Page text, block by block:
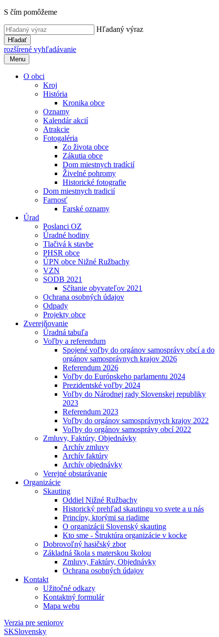
S čím pomôžeme
Hľadaný výraz
Hľadať
rozšírené vyhľadávanie
Menu
O obci
Kroj
História
Kronika obce
Oznamy
Kalendár akcií
Atrakcie
Fotogaléria
Zo života obce
Zákutia obce
Dom miestnych tradícií
Živelné pohromy
Historické fotografie
Dom miestnych tradicií
Farnosť
Farské oznamy
Úrad
Poslanci OZ
Úradné hodiny
Tlačivá k stavbe
PHSR obce
ÚPN obce Nižné Ružbachy
VZN
SODB 2021
Sčítanie obyvateľov 2021
Ochrana osobných údajov
Odpady
Projekty obce
Zverejňovanie
Úradná tabuľa
Voľby a referendum
Spojené voľby do orgánov samosprávy obcí a do
orgánov samosprávnych krajov 2026
Referendum 2026
Voľby do Európskeho parlamentu 2024
Prezidentské voľby 2024
Voľby do Národnej rady Slovenskej republiky
2023
Referendum 2023
Voľby do orgánov samosprávnych krajov 2022
Voľby do orgánov samosprávy obcí 2022
Zmluvy, Faktúry, Objednávky
Archív zmluvy
Archív faktúry
Archív objednávky
Verejné obstarávanie
Organizácie
Skauting
Oddiel Nižné Ružbachy
Historický prehľad skautingu vo svete a u nás
Princípy, ktorými sa riadime
O organizácii Slovenský skauting
Kto sme - Štruktúra organizácie v kocke
Dobrovoľný hasičský zbor
Základná škola s materskou školou
Zmluvy, Faktúry, Objednávky
Ochrana osobných údajov
Kontakt
Užitočné odkazy
Kontaktný formulár
Mapa webu
Verzia pre seniorov
SKSlovensky